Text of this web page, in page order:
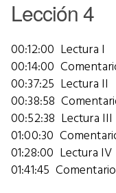
Lección 4
00:12:00 Lectura I
00:14:00
00:37:25 Lectura II
00:38:58
00:52:38 Lectura III
01:00:30
01:28:00 Lectura IV
01:41:45